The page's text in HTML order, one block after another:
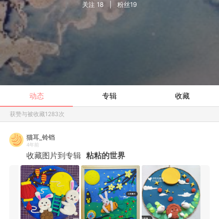
关注 18 | 粉丝19
动态 专辑 收藏
获赞与被收藏1283次
猫耳_铃铛
4年前
收藏图片到专辑 粘粘的世界